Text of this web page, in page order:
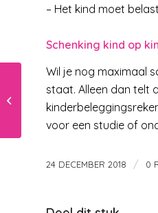
– Het kind moet
Schenking kind op
Wil je nog maximaal
staat. Alleen dan telt
voor een studie of
24 DECEMBER 2018 / 0
December – een reis
langs de zintuigen